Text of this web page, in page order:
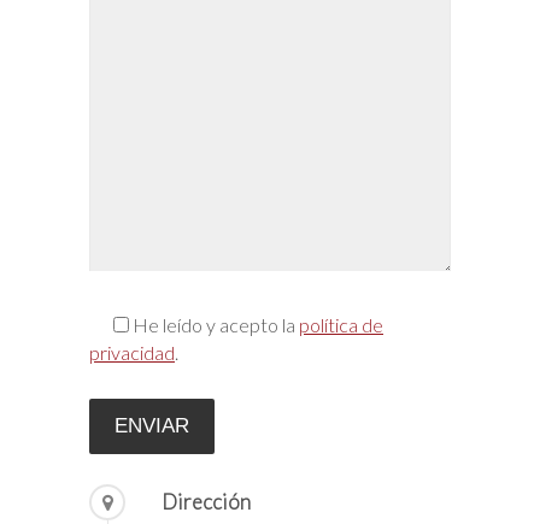
He leído y acepto la política de
privacidad.
Dirección